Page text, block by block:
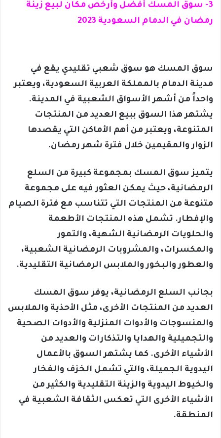
3- سوق المسك أفضل وأرخص مكان لبيع زينة
رمضان في الدمام السعودية 2023
سوق المسك هو سوق شعبي تقليدي يقع في
مدينة الدمام بالمملكة العربية السعودية، ويعتبر
واحداً من أشهر الأسواق الشعبية في المدينة.
يشتهر هذا السوق ببيع العديد من المنتجات
المتنوعة، ويعتبر من أهم الأماكن التي يقصدها
الزوار والمقيمين خلال فترة شهر رمضان.
يتميز سوق المسك بمجموعة كبيرة من السلع
الرمضانية، حيث يمكن العثور فيه على مجموعة
متنوعة من المنتجات التي تتناسب مع فترة الصيام
والإفطار. تشمل هذه المنتجات الأطعمة
والحلويات الرمضانية الشهية، والتمور
والمكسرات، والمشروبات الرمضانية الشعبية،
والعطور والبخور والملابس الرمضانية التقليدية.
بجانب السلع الرمضانية، يوفر سوق المسك
العديد من المنتجات الأخرى، مثل الأحذية والملابس
والمنسوجات والأدوات المنزلية والأدوات الصحية
والتجميلية والهدايا والتذكارات والعديد من
الأشياء الأخرى. كما يشتهر السوق بالأعمال
اليدوية الجميلة، والتي تشمل الخزف والفخار
والخيوط اليدوية والزينة التقليدية والكثير من
الأشياء الأخرى التي تعكس الثقافة الشعبية في
المنطقة.